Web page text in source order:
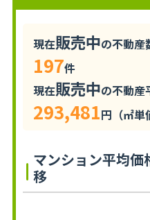
現在販売中の不動産
197件
現在販売中の不動産
293,481円（㎡単
マンション平均価
移